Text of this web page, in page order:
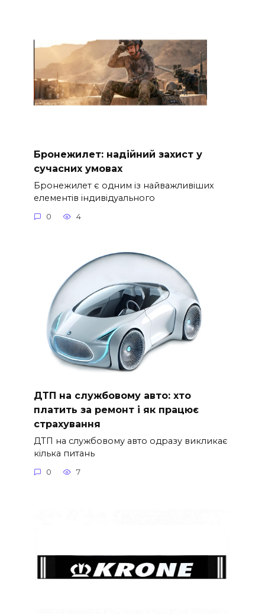
Бронежилет: надійний захист у
сучасних умовах
Бронежилет є одним із найважливіших
елементів індивідуального
0 4
ДТП на службовому авто: хто
платить за ремонт і як працює
страхування
ДТП на службовому авто одразу викликає
кілька питань
0 7